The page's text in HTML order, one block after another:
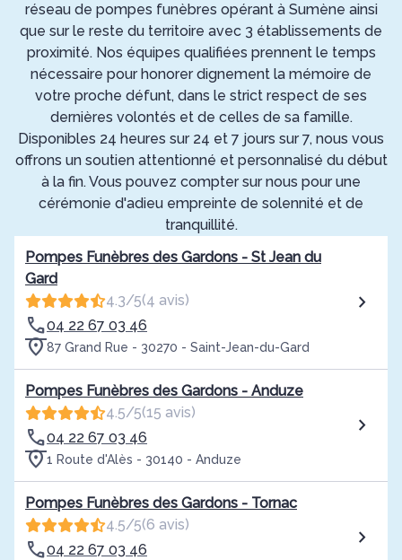
réseau de pompes funèbres opérant à Sumène ainsi
que sur le reste du territoire avec 3 établissements de
proximité. Nos équipes qualifiées prennent le temps
nécessaire pour honorer dignement la mémoire de
votre proche défunt, dans le strict respect de ses
dernières volontés et de celles de sa famille.
Disponibles 24 heures sur 24 et 7 jours sur 7, nous vous
offrons un soutien attentionné et personnalisé du début
à la fin. Vous pouvez compter sur nous pour une
cérémonie d'adieu empreinte de solennité et de
tranquillité.
Pompes Funèbres des Gardons - St Jean du
Gard
4.3/5(4 avis)
04 22 67 03 46
87 Grand Rue - 30270 - Saint-Jean-du-Gard
Pompes Funèbres des Gardons - Anduze
4.5/5(15 avis)
04 22 67 03 46
1 Route d'Alès - 30140 - Anduze
Pompes Funèbres des Gardons - Tornac
4.5/5(6 avis)
04 22 67 03 46